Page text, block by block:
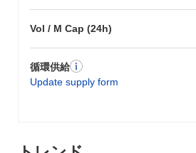
Vol / M Cap (24h)
循環供給
Update supply form
使用され、ユーザーが価値を送信し、
（dApps）と相互作用することを可能
す。さらに、ユーザーはガバナンス投
プロジェクトの将来の開発に関する意
ができます。 開発者にとって、Rabbi